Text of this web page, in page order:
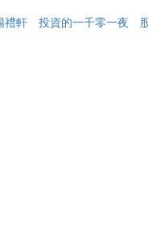
禮軒 投資的一千零一夜